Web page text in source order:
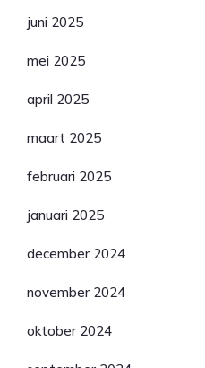
juni 2025
mei 2025
april 2025
maart 2025
februari 2025
januari 2025
december 2024
november 2024
oktober 2024